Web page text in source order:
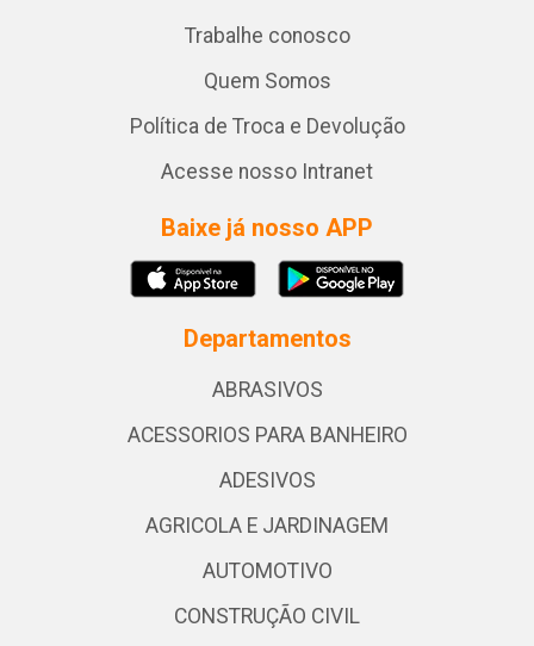
Trabalhe conosco
Quem Somos
Política de Troca e Devolução
Acesse nosso Intranet
Baixe já nosso APP
Departamentos
ABRASIVOS
ACESSORIOS PARA BANHEIRO
ADESIVOS
AGRICOLA E JARDINAGEM
AUTOMOTIVO
CONSTRUÇÃO CIVIL